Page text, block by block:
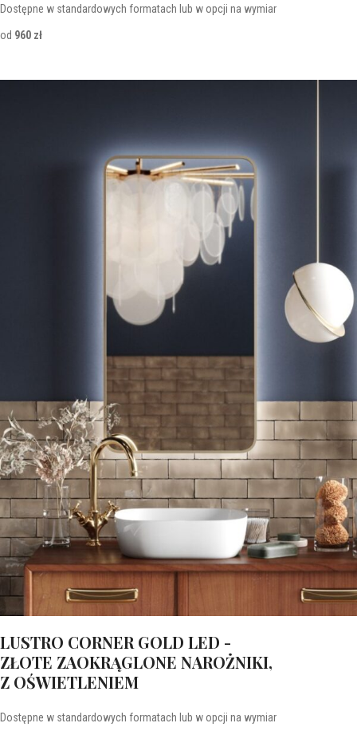
Dostępne w standardowych formatach lub w opcji na wymiar
od 960 zł
LUSTRO CORNER GOLD LED -
ZŁOTE ZAOKRĄGLONE NAROŻNIKI,
Z OŚWIETLENIEM
Dostępne w standardowych formatach lub w opcji na wymiar